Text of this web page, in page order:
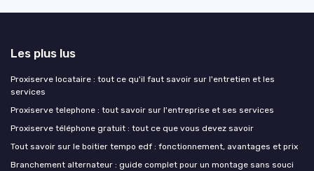
Les plus lus
Proxiserve locataire : tout ce qu'il faut savoir sur l'entretien et les
services
Proxiserve telephone : tout savoir sur l'entreprise et ses services
Proxiserve téléphone gratuit : tout ce que vous devez savoir
Tout savoir sur le boitier tempo edf : fonctionnement, avantages et prix
Branchement alternateur : guide complet pour un montage sans souci